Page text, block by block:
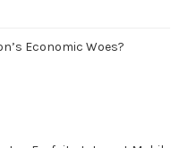
Economic Woes?